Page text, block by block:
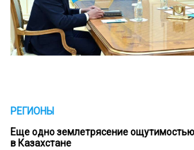
РЕГИОНЫ
Еще одно землетрясение
в Казахстане